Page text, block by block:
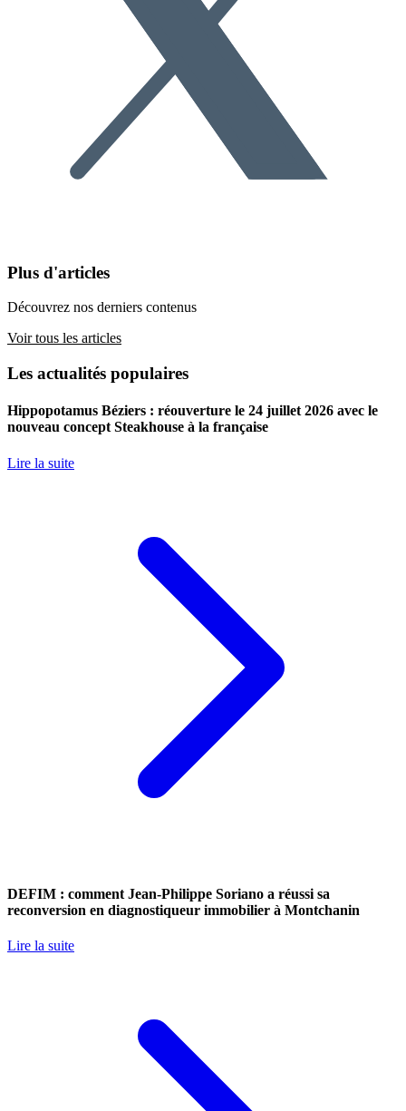
Plus d'articles
Découvrez nos derniers contenus
Voir tous les articles
Les actualités populaires
Hippopotamus Béziers : réouverture le 24 juillet 2026 avec le
nouveau concept Steakhouse à la française
Lire la suite
DEFIM : comment Jean-Philippe Soriano a réussi sa
reconversion en diagnostiqueur immobilier à Montchanin
Lire la suite